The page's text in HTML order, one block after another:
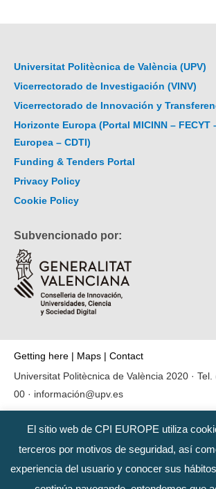
Universitat Politècnica de València (UPV)
Vicerrectorado de Investigación (VINV)
Vicerrectorado de Innovación y
Horizonte Europa (Portal MICINN – FECYT
Europea – CDTI)
Funding & Tenders Portal
Privacy Policy
Cookie Policy
Subvencionado por:
Getting here | Maps | Contact
Universitat Politècnica de València 2020 · Tel.
00 · información@upv.es
El sitio web de CPI EUROPE utiliza
terceros por motivos de seguridad, así
experiencia del usuario y conocer sus